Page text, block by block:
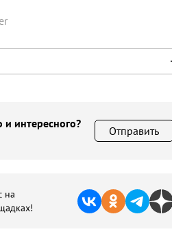
интересного?
Отправить
на